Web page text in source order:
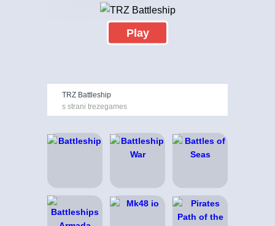
Play
TRZ Battleship
s strani trezegames